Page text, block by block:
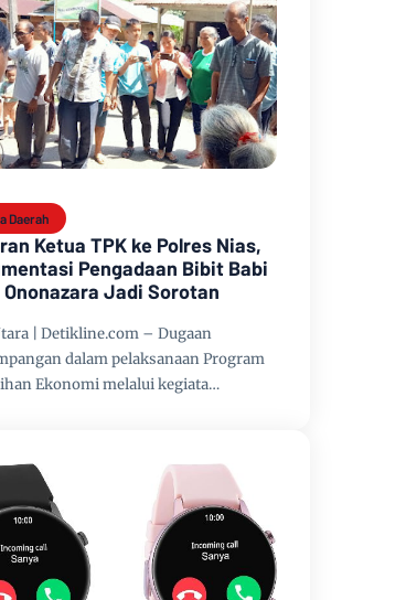
Daerah
Ketua TPK ke Polres Nias,
Pengadaan Bibit Babi
Ononazara Jadi Sorotan
| Detikline.com – Dugaan
dalam pelaksanaan Program
Ekonomi melalui kegiata…